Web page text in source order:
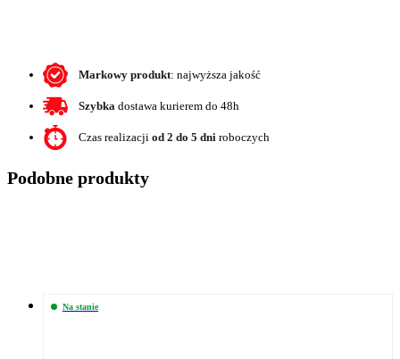
Markowy produkt: najwyższa jakość
Szybka dostawa kurierem do 48h
Czas realizacji od 2 do 5 dni roboczych
Podobne produkty
Na stanie